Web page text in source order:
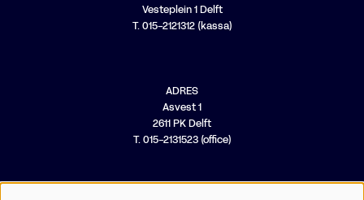
Vesteplein 1 Delft
T. 015-2121312 (kassa)
ADRES
Asvest 1
2611 PK Delft
T. 015-2131523 (office)